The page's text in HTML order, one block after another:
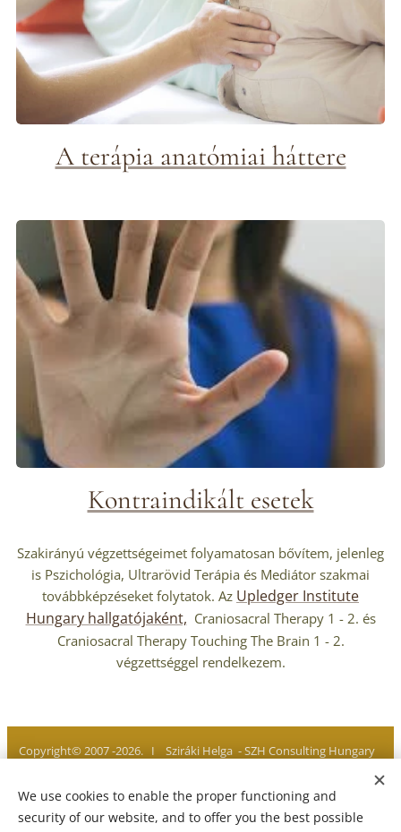
A terápia anatómiai háttere
Kontraindikált esetek
Szakirányú végzettségeimet folyamatosan bővítem, jelenleg
is Pszichológia, Ultrarövid Terápia és Mediátor szakmai
továbbképzéseket folytatok. Az Upledger Institute
Hungary hallgatójaként, Craniosacral Therapy 1 - 2. és
Craniosacral Therapy Touching The Brain 1 - 2.
végzettséggel rendelkezem.
Copyright© 2007 -2026. I Sziráki Helga - SZH Consulting Hungary
Privacy policy I Legal notice I Imprint Cookies
We use cookies to enable the proper functioning and
security of our website, and to offer you the best possible